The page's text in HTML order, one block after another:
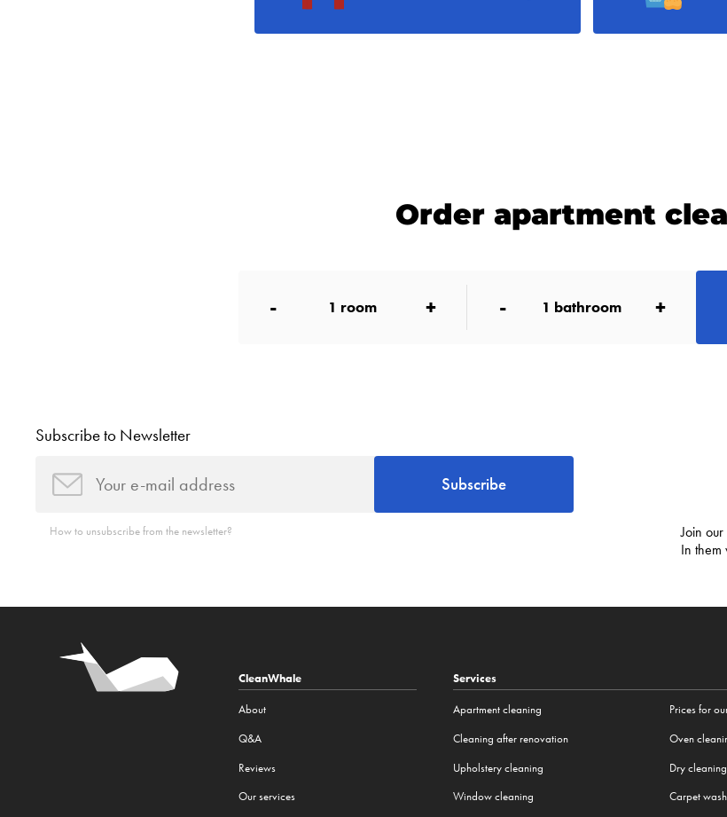
Order apartment
- 1 room + - 1 bathroom +
Subscribe to Newsletter
Subscribe
How to unsubscribe from the newsletter?
Join
In them
CleanWhale
About
Q&A
Reviews
Our services
Services
Apartment cleaning
Cleaning after renovation
Upholstery cleaning
Window cleaning
Prices for
Oven
Dry
Carpet